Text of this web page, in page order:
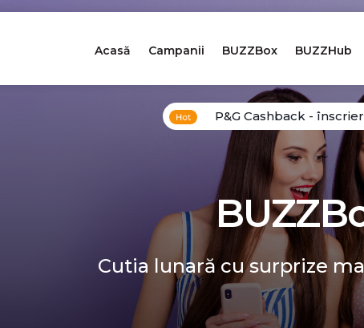
Acasă Campanii BUZZBox BUZZHub
P&G Cashback -
Cutia lunară cu surprize